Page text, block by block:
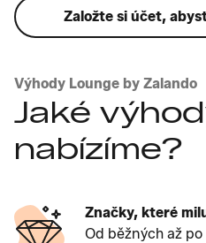
Založte si účet,
Výhody Lounge by Zalando
Jaké
nabízíme?
Značky, které
Od běžných až